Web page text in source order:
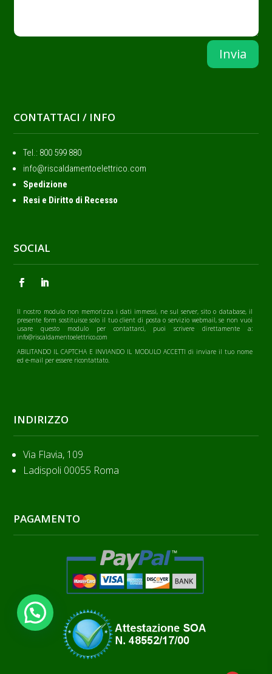
Invia
CONTATTACI / INFO
Tel.: ‭800 599 880
info@riscaldamentoelettrico.com
Spedizione
Resi e Diritto di Recesso
SOCIAL
Il nostro modulo non memorizza i dati immessi, ne sul server, sito o database, il
presente form sostituisce solo il tuo client di posta o servizio webmail, se non vuoi
usare questo modulo per contattarci, puoi scrivere direttamente a:
info@riscaldamentoelettrico.com
ABILITANDO IL CAPTCHA E INVIANDO IL MODULO ACCETTI di inviare il tuo nome
ed e-mail per essere ricontattato.
INDIRIZZO
Via Flavia, 109
Ladispoli 00055 Roma
PAGAMENTO